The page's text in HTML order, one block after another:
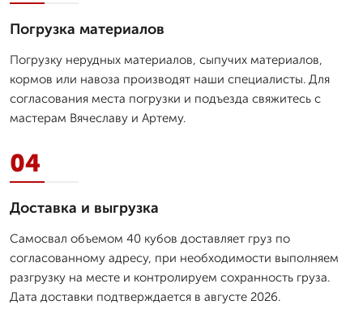
Погрузка материалов
Погрузку нерудных материалов, сыпучих материалов,
кормов или навоза производят наши специалисты. Для
согласования места погрузки и подъезда свяжитесь с
мастерам Вячеславу и Артему.
04
Доставка и выгрузка
Самосвал объемом 40 кубов доставляет груз по
согласованному адресу, при необходимости выполняем
разгрузку на месте и контролируем сохранность груза.
Дата доставки подтверждается в августе 2026.